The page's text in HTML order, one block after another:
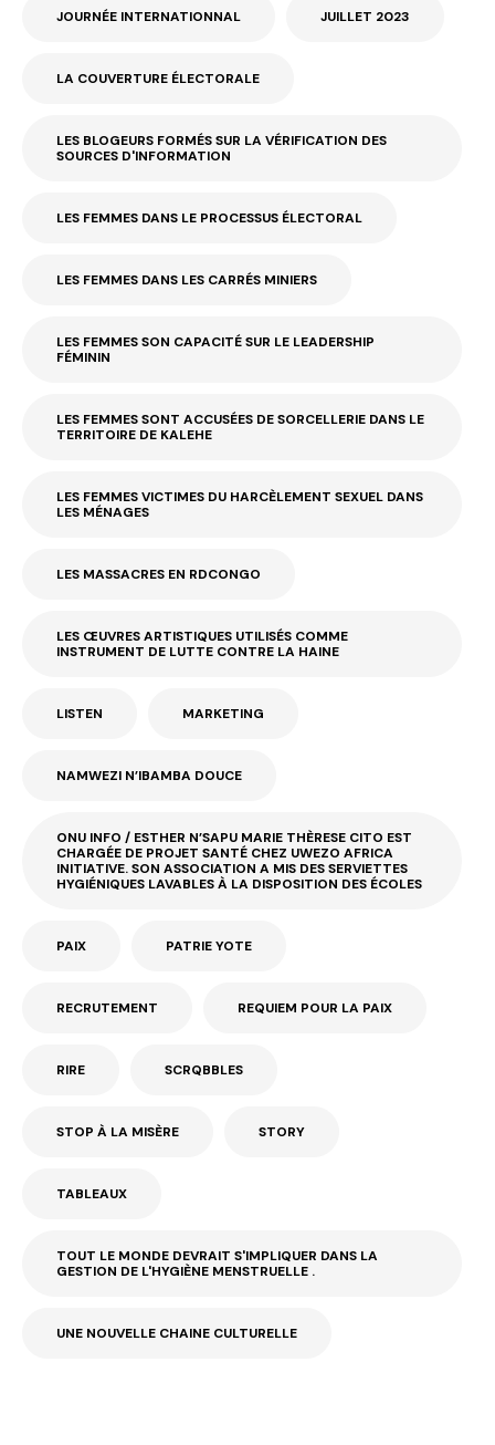
JOURNÉE INTERNATIONNAL JUILLET 2023
LA COUVERTURE ÉLECTORALE
LES BLOGEURS FORMÉS SUR LA VÉRIFICATION DES
SOURCES D'INFORMATION
LES FEMMES DANS LE PROCESSUS ÉLECTORAL
LES FEMMES DANS LES CARRÉS MINIERS
LES FEMMES SON CAPACITÉ SUR LE LEADERSHIP
FÉMININ
LES FEMMES SONT ACCUSÉES DE SORCELLERIE DANS LE
TERRITOIRE DE KALEHE
LES FEMMES VICTIMES DU HARCÈLEMENT SEXUEL DANS
LES MÉNAGES
LES MASSACRES EN RDCONGO
LES ŒUVRES ARTISTIQUES UTILISÉS COMME
INSTRUMENT DE LUTTE CONTRE LA HAINE
LISTEN MARKETING
NAMWEZI N’IBAMBA DOUCE
ONU INFO / ESTHER N’SAPU MARIE THÈRESE CITO EST
CHARGÉE DE PROJET SANTÉ CHEZ UWEZO AFRICA
INITIATIVE. SON ASSOCIATION A MIS DES SERVIETTES
HYGIÉNIQUES LAVABLES À LA DISPOSITION DES ÉCOLES
PAIX PATRIE YOTE
RECRUTEMENT REQUIEM POUR LA PAIX
RIRE SCRQBBLES
STOP À LA MISÈRE STORY
TABLEAUX
TOUT LE MONDE DEVRAIT S'IMPLIQUER DANS LA
GESTION DE L'HYGIÈNE MENSTRUELLE .
UNE NOUVELLE CHAINE CULTURELLE